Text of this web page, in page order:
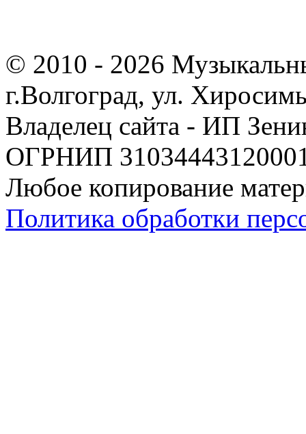
© 2010 - 2026
г.Волгоград, ул.
Владелец сайта - ИП
ОГРНИП
Любое копирование
Политика обработки